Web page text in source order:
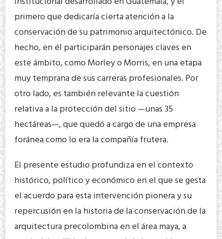
primero que dedicaría cierta atención a la
conservación de su patrimonio arquitectónico. De
hecho, en él participarán personajes claves en
este ámbito, como Morley o Morris, en una etapa
muy temprana de sus carreras profesionales. Por
otro lado, es también relevante la cuestión
relativa a la protección del sitio —unas 35
hectáreas—, que quedó a cargo de una empresa
foránea como lo era la compañía frutera.
El presente estudio profundiza en el contexto
histórico, político y económico en el que se gesta
el acuerdo para esta intervención pionera y su
repercusión en la historia de la conservación de la
arquitectura precolombina en el área maya, a